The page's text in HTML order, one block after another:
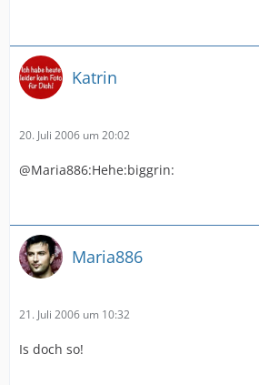
Katrin
20. Juli 2006 um 20:02
@Maria886:Hehe:biggrin:
Maria886
21. Juli 2006 um 10:32
Is doch so!